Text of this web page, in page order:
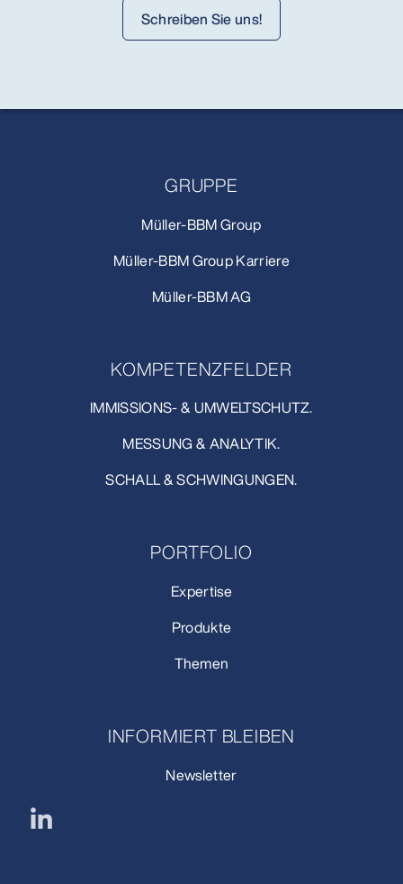
Schreiben Sie uns!
GRUPPE
Müller-BBM Group
Müller-BBM Group Karriere
Müller-BBM AG
KOMPETENZFELDER
IMMISSIONS- & UMWELTSCHUTZ.
MESSUNG & ANALYTIK.
SCHALL & SCHWINGUNGEN.
PORTFOLIO
Expertise
Produkte
Themen
INFORMIERT BLEIBEN
Newsletter